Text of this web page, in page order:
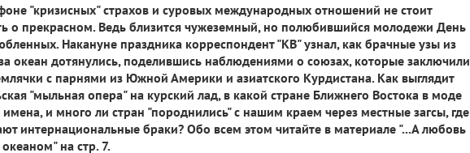
"кризисных" страхов и суровых международных отношений не стоит
о прекрасном. Ведь близится чужеземный, но полюбившийся молодежи День
Накануне праздника корреспондент "КВ" узнал, как брачные узы из
океан дотянулись, поделившись наблюдениями о союзах, которые заключили
с парнями из Южной Америки и азиатского Курдистана. Как выглядит
"мыльная опера" на курский лад, в какой стране Ближнего Востока в моде
имена, и много ли стран "породнились" с нашим краем через местные загсы, где
интернациональные браки? Обо всем этом читайте в материале "...А любовь
на стр. 7.